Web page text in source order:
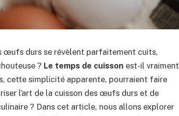
œufs durs se révèlent parfaitement cuits,
? Le temps de cuisson est-il vraiment
cette simplicité apparente, pourraient faire
l’art de la cuisson des œufs durs et de
? Dans cet article, nous allons explorer